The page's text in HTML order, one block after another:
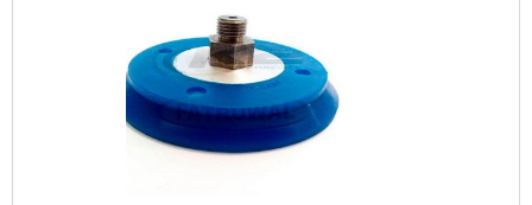
o passa fio emborrachado possui a
função de proteger e proporcionar
um positivo acabamento aos furos
de chapas e painéis em que as
fiações como um todo são passad.